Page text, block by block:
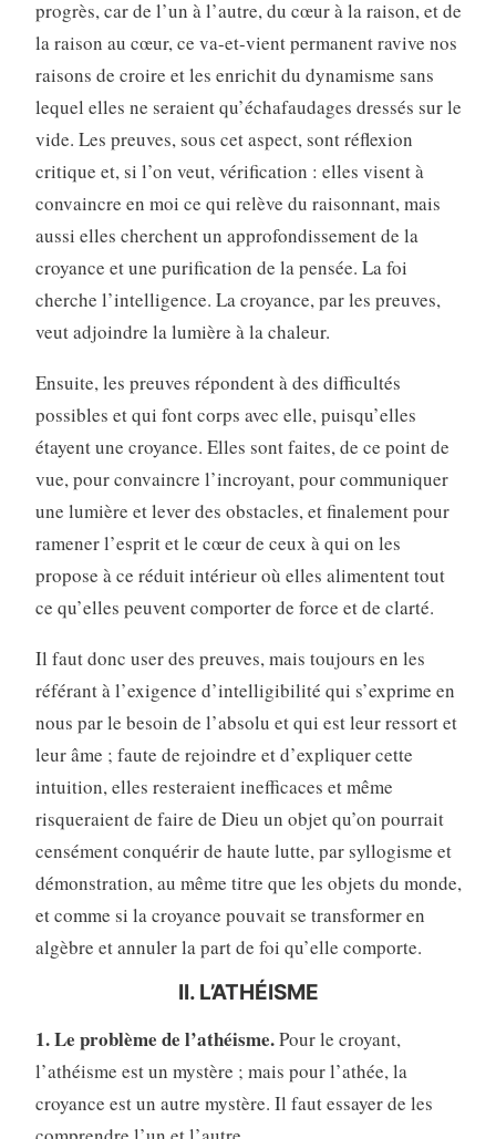
progrès, car de l’un à l’autre, du cœur à la raison, et de
la raison au cœur, ce va-et-vient permanent ravive nos
raisons de croire et les enrichit du dynamisme sans
lequel elles ne seraient qu’échafaudages dressés sur le
vide. Les preuves, sous cet aspect, sont réflexion
critique et, si l’on veut, vérification : elles visent à
convaincre en moi ce qui relève du raisonnant, mais
aussi elles cherchent un approfondissement de la
croyance et une purification de la pensée. La foi
cherche l’intelligence. La croyance, par les preuves,
veut adjoindre la lumière à la chaleur.
Ensuite, les preuves répondent à des difficultés
possibles et qui font corps avec elle, puisqu’elles
étayent une croyance. Elles sont faites, de ce point de
vue, pour convaincre l’incroyant, pour communiquer
une lumière et lever des obstacles, et finalement pour
ramener l’esprit et le cœur de ceux à qui on les
propose à ce réduit intérieur où elles alimentent tout
ce qu’elles peuvent comporter de force et de clarté.
Il faut donc user des preuves, mais toujours en les
référant à l’exigence d’intelligibilité qui s’exprime en
nous par le besoin de l’absolu et qui est leur ressort et
leur âme ; faute de rejoindre et d’expliquer cette
intuition, elles resteraient inefficaces et même
risqueraient de faire de Dieu un objet qu’on pourrait
censément conquérir de haute lutte, par syllogisme et
démonstration, au même titre que les objets du monde,
et comme si la croyance pouvait se transformer en
algèbre et annuler la part de foi qu’elle comporte.
II. L’ATHÉISME
1. Le problème de l’athéisme.Pour le croyant,
l’athéisme est un mystère ; mais pour l’athée, la
croyance est un autre mystère. Il faut essayer de les